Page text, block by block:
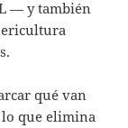
— y también
qué van
lo que elimina